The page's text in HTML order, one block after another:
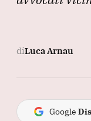
diLuca Arnau
Google